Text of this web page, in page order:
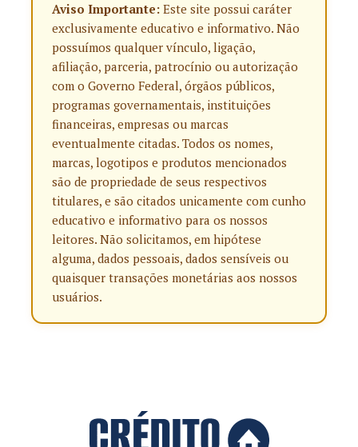
Aviso Importante: Este site possui caráter
exclusivamente educativo e informativo. Não
possuímos qualquer vínculo, ligação,
afiliação, parceria, patrocínio ou autorização
com o Governo Federal, órgãos públicos,
programas governamentais, instituições
financeiras, empresas ou marcas
eventualmente citadas. Todos os nomes,
marcas, logotipos e produtos mencionados
são de propriedade de seus respectivos
titulares, e são citados unicamente com cunho
educativo e informativo para os nossos
leitores. Não solicitamos, em hipótese
alguma, dados pessoais, dados sensíveis ou
quaisquer transações monetárias aos nossos
usuários.